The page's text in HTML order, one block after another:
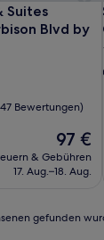
Suites
Blvd by
Bewertungen)
Der
Preis
beträgt
97 €
& Gebühren
17. Aug.–18. Aug.
gefunden